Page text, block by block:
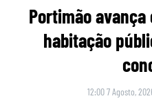
Portimão
habitação
12:00 7 Agosto,